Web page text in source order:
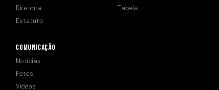
Diretoria
Estatuto
Tabela
COMUNICAÇÃO
Notícias
Fotos
Vídeos